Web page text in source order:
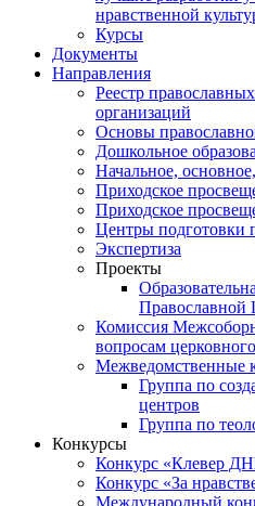
нравственной
Курсы
Документы
Направления
Реестр
организаций
Основы
Дошкольное
Начальное,
Приходское
Приходское
Центры подготовки
Экспертиза
Проекты
Православной
Комиссия
вопросам
Межведомственные
Группа по
центров
Группа по
Конкурсы
Конкурс «Клевер
Конкурс «За
Международный